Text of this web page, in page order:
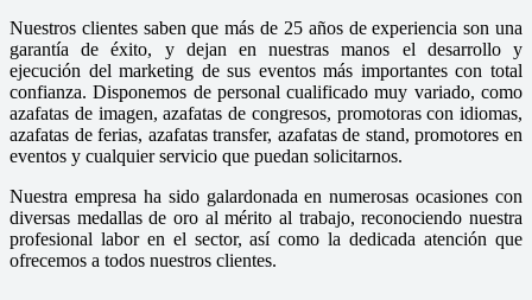
Nuestros clientes saben que más de 25 años de experiencia son una
garantía de éxito, y dejan en nuestras manos el desarrollo y
ejecución del marketing de sus eventos más importantes con total
confianza. Disponemos de personal cualificado muy variado, como
azafatas de imagen, azafatas de congresos, promotoras con idiomas,
azafatas de ferias, azafatas transfer, azafatas de stand, promotores en
eventos y cualquier servicio que puedan solicitarnos.
Nuestra empresa ha sido galardonada en numerosas ocasiones con
diversas medallas de oro al mérito al trabajo, reconociendo nuestra
profesional labor en el sector, así como la dedicada atención que
ofrecemos a todos nuestros clientes.